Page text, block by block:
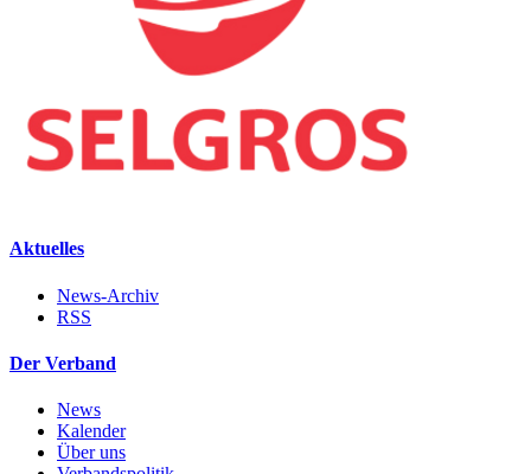
Aktuelles
News-Archiv
RSS
Der Verband
News
Kalender
Über uns